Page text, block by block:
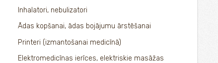
Inhalatori, nebulizatori
Ādas kopšanai, ādas bojājumu ārstēšanai
Printeri (izmantošanai medicīnā)
Elektromedicīnas ierīces, elektriskie masāžas